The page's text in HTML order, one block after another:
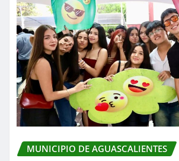
MUNICIPIO DE AGUASCALIENTES